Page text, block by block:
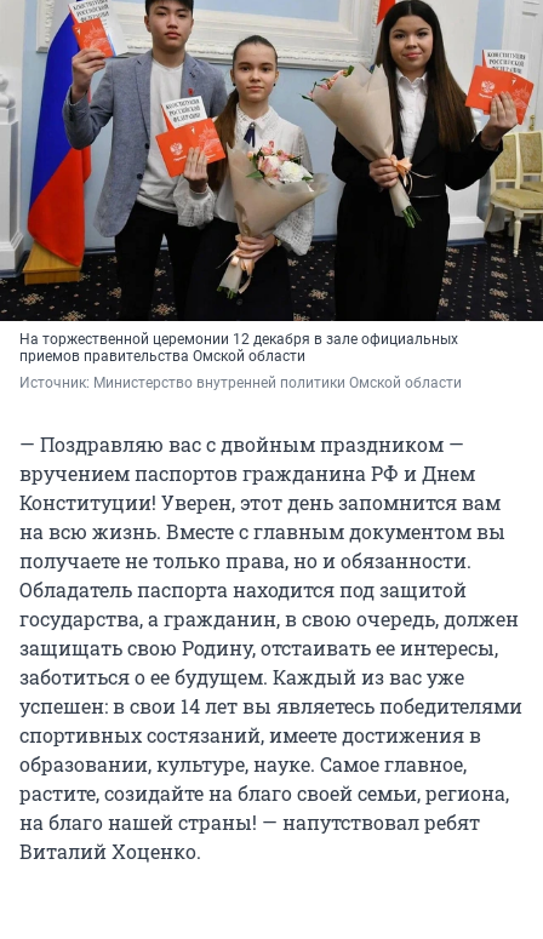
На торжественной церемонии 12 декабря в зале официальных
приемов правительства Омской области
Источник: Министерство внутренней политики Омской области
— Поздравляю вас с двойным праздником —
вручением паспортов гражданина РФ и Днем
Конституции! Уверен, этот день запомнится вам
на всю жизнь. Вместе с главным документом вы
получаете не только права, но и обязанности.
Обладатель паспорта находится под защитой
государства, а гражданин, в свою очередь, должен
защищать свою Родину, отстаивать ее интересы,
заботиться о ее будущем. Каждый из вас уже
успешен: в свои 14 лет вы являетесь победителями
спортивных состязаний, имеете достижения в
образовании, культуре, науке. Самое главное,
растите, созидайте на благо своей семьи, региона,
на благо нашей страны! — напутствовал ребят
Виталий Хоценко.